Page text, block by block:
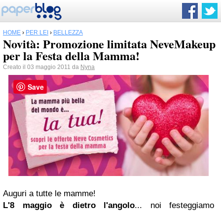
HOME › PER LEI › BELLEZZA
Novità: Promozione limitata NeveMakeup
per la Festa della Mamma!
Creato il 03 maggio 2011 da Nyna
Auguri a tutte le mamme!
L'8 maggio è dietro l'angolo... noi festeggiamo
Save